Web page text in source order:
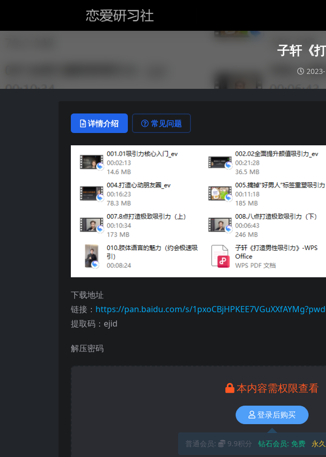
子轩《
详情介绍 常见问题
下载地址
链接： https://pan.baidu.com/s/
提取码：ejid
解压密码
本内容需权限查看
登录后购买
普通会员: 9.9积分 钻石会员: 免费 永